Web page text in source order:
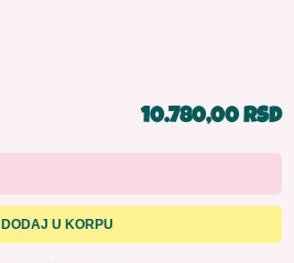
10.780,00 RSD
DODAJ U KORPU